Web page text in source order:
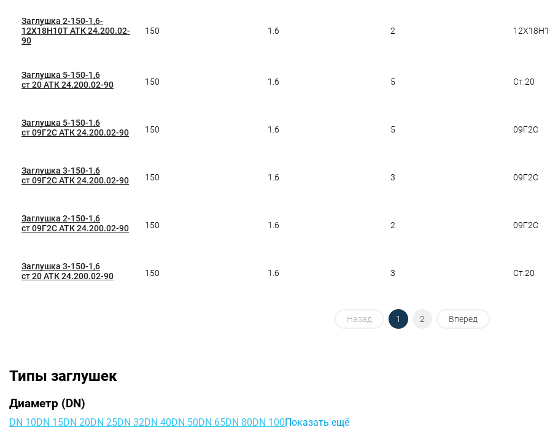
Заглушка 2-150-1,6-
12Х18Н10Т АТК 24.200.02-
90
150 1.6 2
Заглушка 5-150-1,6
ст 20 АТК 24.200.02-90
150 1.6 5 Ст.20
Заглушка 5-150-1,6
ст 09Г2С АТК 24.200.02-90
150 1.6 5 09Г2С
Заглушка 3-150-1,6
ст 09Г2С АТК 24.200.02-90
150 1.6 3 09Г2С
Заглушка 2-150-1,6
ст 09Г2С АТК 24.200.02-90
150 1.6 2 09Г2С
Заглушка 3-150-1,6
ст 20 АТК 24.200.02-90
150 1.6 3 Ст.20
Назад 1 2 Вперед
Типы заглушек
Диаметр (DN)
DN 10DN 15DN 20DN 25DN 32DN 40DN 50DN 65DN 80DN 100Показать ещё